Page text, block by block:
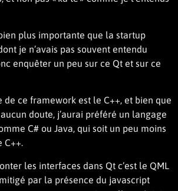
plus importante que la startup
je n’avais pas souvent entendu
enquêter un peu sur ce Qt et sur ce
de ce framework est le C++, et bien que
doute, j’aurai préféré un langage
C# ou Java, qui soit un peu moins
C++.
les interfaces dans Qt c’est le QML
par la présence du javascript